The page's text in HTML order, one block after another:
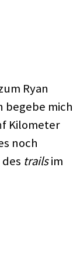
Ryan
begebe mich
Kilometer
noch
trailsim